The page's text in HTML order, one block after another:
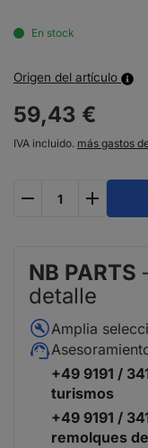
En stock
Origen del artículo
59,43 €
IVA incluido. más gastos
NB PARTS
detalle
Amplia
+49 9191 /
turismos
+49 9191 /
remolques